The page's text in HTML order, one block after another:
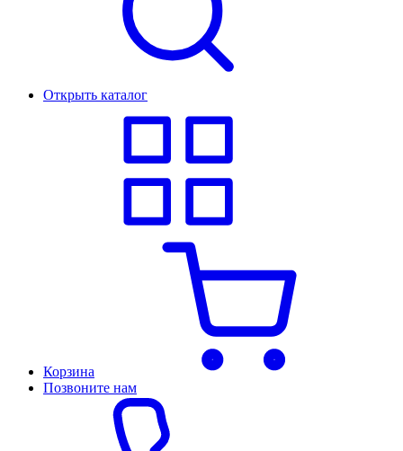
Открыть каталог
Корзина
Позвоните нам